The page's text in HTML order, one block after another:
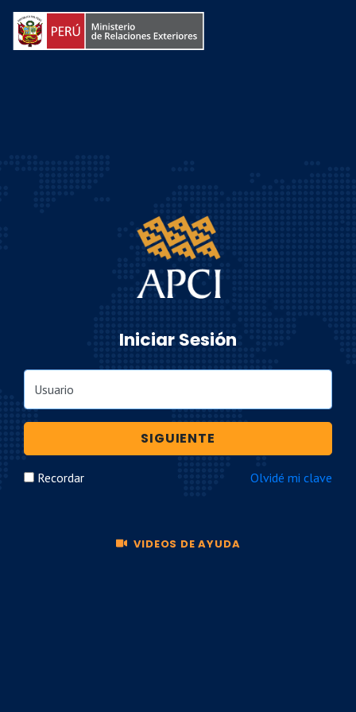
Iniciar Sesión
Usuario
SIGUIENTE
Recordar Olvidé mi clave
VIDEOS DE AYUDA